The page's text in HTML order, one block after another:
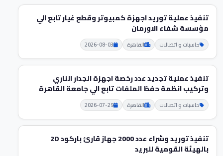
تنفيذ عملية توريد اجهزة كمبيوتر وقطع غيار تابع الي
مؤسسة شفاء الاورمان
حاسبات و اتصالات القاهرة 2026-08-03
تنفيذ عملية تجديد عدد رخصة اجهزة الجدار الناري
وتركيب انظمة حفظ الملفات تابع الي جامعة القاهرة
حاسبات و اتصالات القاهرة 2026-07-29
تنفيذ توريد وشراء عدد 2000 جهاز قارئ باركود 2D
بالهيئة القومية للبريد